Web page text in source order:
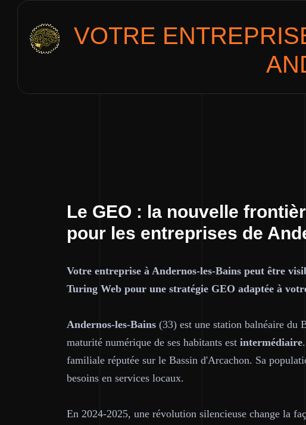
VOTRE
Le GEO : la nouvelle
pour les entreprises de
Votre entreprise à Andernos-les-Bains peut être
Turing Web pour une stratégie GEO adaptée à
Andernos-les-Bains (33) est une station balnéaire du
maturité numérique de ses habitants est intermédiaire
familiale réputée sur le Bassin d'Arcachon. Sa
besoins en services locaux.
En 2024-2025, une révolution silencieuse change la